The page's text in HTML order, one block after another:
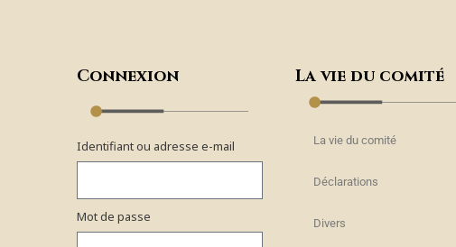
Connexion
Identifiant ou adresse e-mail
Mot de passe
La vie du comité
La vie du comité
Déclarations
Divers